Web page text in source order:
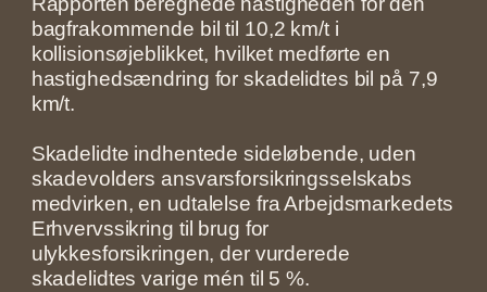
bagfrakommende bil til 10,2 km/t i
kollisionsøjeblikket, hvilket medførte en
hastighedsændring for skadelidtes bil på 7,9
km/t.
Skadelidte indhentede sideløbende, uden
skadevolders ansvarsforsikringsselskabs
medvirken, en udtalelse fra Arbejdsmarkedets
Erhvervssikring til brug for
ulykkesforsikringen, der vurderede
skadelidtes varige mén til 5 %.